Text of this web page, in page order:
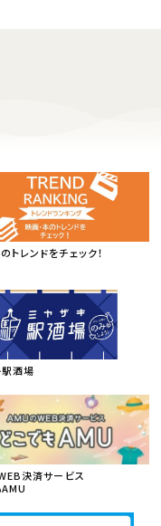
トレンドをチェック！
駅酒場
決済サービス